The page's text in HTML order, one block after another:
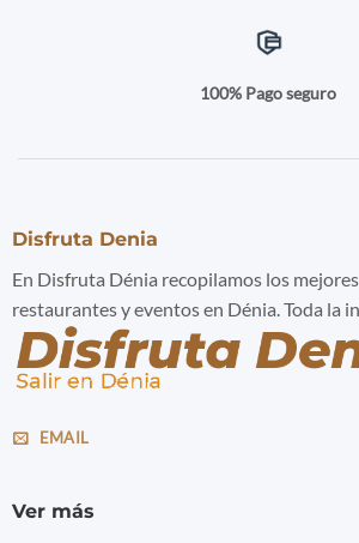
100% Pago seguro
Disfruta Denia
En Disfruta Dénia recopilamos los
restaurantes y eventos en Dénia. Toda la
EMAIL
Ver más